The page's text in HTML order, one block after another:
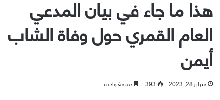
هذا ما جاء في بيان المدعي
العام القمري حول وفاة الشاب
أيمن
فبراير 28, 2023 393 دقيقة واحدة